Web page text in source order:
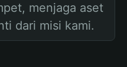
menjaga aset
dari misi kami.